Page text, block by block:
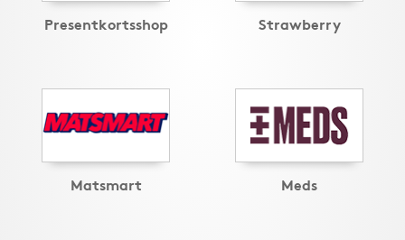
Presentkortsshop Strawberry
Matsmart Meds